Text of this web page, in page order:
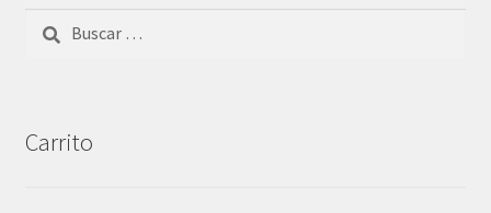
Buscar:
Carrito